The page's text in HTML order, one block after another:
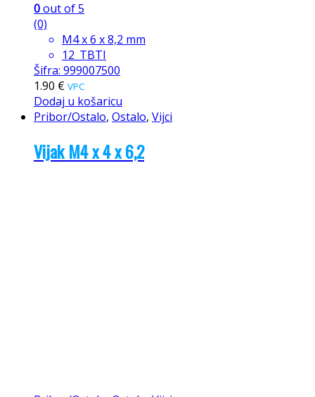
0out of 5
(0)
M4 x 6 x 8,2 mm
12_TBTI
Šifra: 999007500
1.90 € VPC
Dodaj u košaricu
Pribor/Ostalo, Ostalo, Vijci
Vijak M4 x 4 x 6,2